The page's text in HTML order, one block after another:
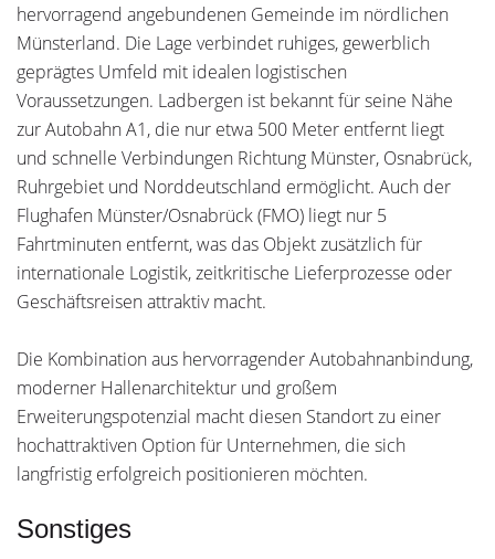
hervorragend angebundenen Gemeinde im nördlichen
Münsterland. Die Lage verbindet ruhiges, gewerblich
geprägtes Umfeld mit idealen logistischen
Voraussetzungen. Ladbergen ist bekannt für seine Nähe
zur Autobahn A1, die nur etwa 500 Meter entfernt liegt
und schnelle Verbindungen Richtung Münster, Osnabrück,
Ruhrgebiet und Norddeutschland ermöglicht. Auch der
Flughafen Münster/Osnabrück (FMO) liegt nur 5
Fahrtminuten entfernt, was das Objekt zusätzlich für
internationale Logistik, zeitkritische Lieferprozesse oder
Geschäftsreisen attraktiv macht.
Die Kombination aus hervorragender Autobahnanbindung,
moderner Hallenarchitektur und großem
Erweiterungspotenzial macht diesen Standort zu einer
hochattraktiven Option für Unternehmen, die sich
langfristig erfolgreich positionieren möchten.
Sonstiges